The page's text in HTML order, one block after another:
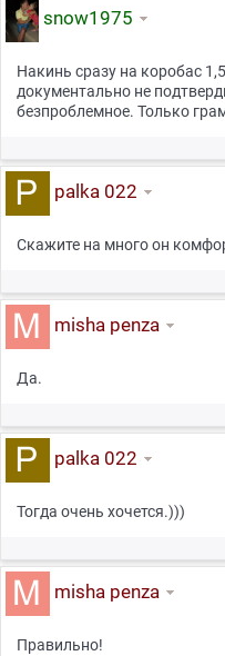
snow1975
Накинь сразу на коробас
документально не
безпроблемное. Только
palka 022
Скажите на много он
misha penza
Да.
palka 022
Тогда очень хочется.)))
misha penza
Правильно!